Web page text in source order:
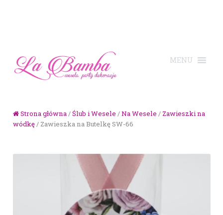
Strona główna/Ślub i Wesele /Na Wesele / Zawieszki na
wódkę/ Zawieszka na Butelkę SW-66